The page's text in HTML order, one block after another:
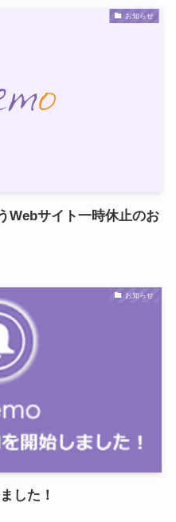
お知らせ
Webサイト一時休止のお
お知らせ
した！